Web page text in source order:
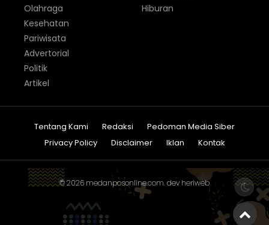
Olahraga
Hiburan
Kesehatan
Pariwisata
Advertorial
Politik
Artikel
Tentang Kami Redaksi
Pedoman Media Siber
Privacy Policy
Disclaimer Iklan Kontak
© 2026 medanposonline.com. dev heriweb